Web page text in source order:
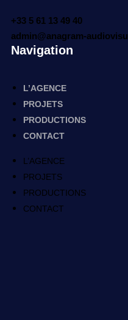
+33 5 61 13 49 40
admin@anagram-
Navigation
L’AGENCE
PROJETS
PRODUCTIONS
CONTACT
L’AGENCE
PROJETS
PRODUCTIONS
CONTACT